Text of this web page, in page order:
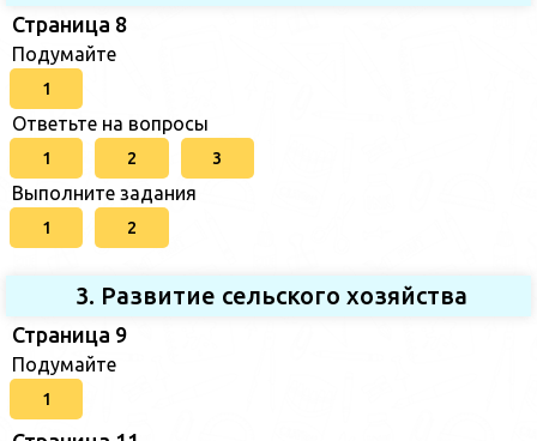
Страница 8
Подумайте
1
Ответьте на вопросы
1 2 3
Выполните задания
1 2
3. Развитие сельского хозяйства
Страница 9
Подумайте
1